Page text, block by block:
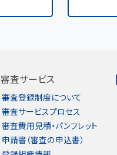
審査サービス
審査登録制度について
審査サービスプロセス
審査費用見積・パンフレット
申請書（審査の申込書）